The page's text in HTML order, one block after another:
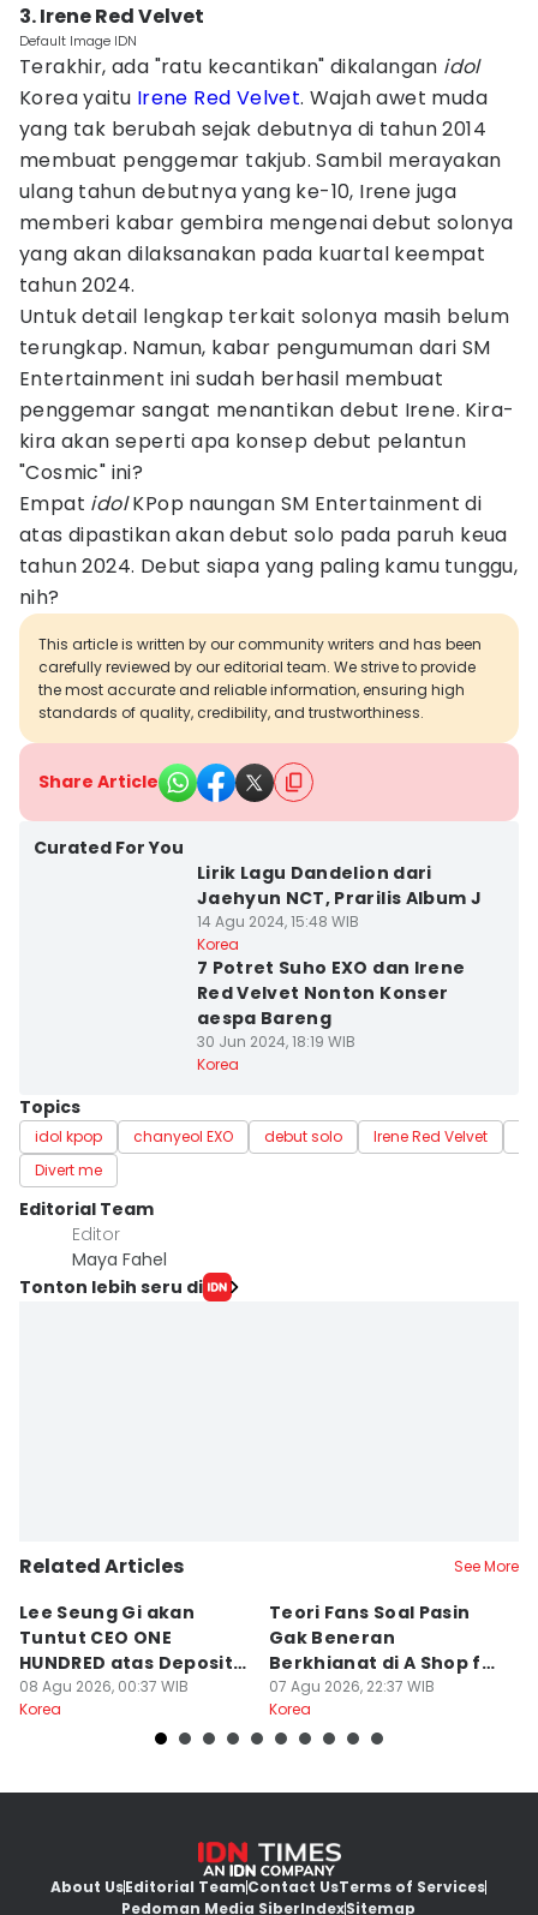
3. Irene Red Velvet
Default Image IDN
Terakhir, ada "ratu kecantikan" dikalangan idol
Korea yaitu Irene Red Velvet. Wajah awet muda
yang tak berubah sejak debutnya di tahun 2014
membuat penggemar takjub. Sambil merayakan
ulang tahun debutnya yang ke-10, Irene juga
memberi kabar gembira mengenai debut solonya
yang akan dilaksanakan pada kuartal keempat
tahun 2024.
Untuk detail lengkap terkait solonya masih belum
terungkap. Namun, kabar pengumuman dari SM
Entertainment ini sudah berhasil membuat
penggemar sangat menantikan debut Irene. Kira-
kira akan seperti apa konsep debut pelantun
"Cosmic" ini?
Empat idolKPop naungan SM Entertainment di
atas dipastikan akan debut solo pada paruh keua
tahun 2024. Debut siapa yang paling kamu tunggu,
nih?
This article is written by our community writers and has been
carefully reviewed by our editorial team. We strive to provide
the most accurate and reliable information, ensuring high
standards of quality, credibility, and trustworthiness.
Share Article
Curated For You
Lirik Lagu Dandelion dari
Jaehyun NCT, Prarilis Album J
14 Agu 2024, 15:48 WIB
Korea
7 Potret Suho EXO dan Irene
Red Velvet Nonton Konser
aespa Bareng
30 Jun 2024, 18:19 WIB
Korea
Topics
idol kpop chanyeol EXO debut solo Irene Red Velvet
Divert me
Editorial Team
Editor
Maya Fahel
Tonton lebih seru di
Related Articles See More
Lee Seung Gi akan
Tuntut CEO ONE
HUNDRED atas Deposit
Rumah Rp132 M
08 Agu 2026, 00:37 WIB
Korea
Teori Fans Soal Pasin
Gak Beneran
Berkhianat di A Shop for
Killers 2
07 Agu 2026, 22:37 WIB
Korea
About UsEditorial TeamContact UsTerms of Services
Pedoman Media SiberIndexSitemap